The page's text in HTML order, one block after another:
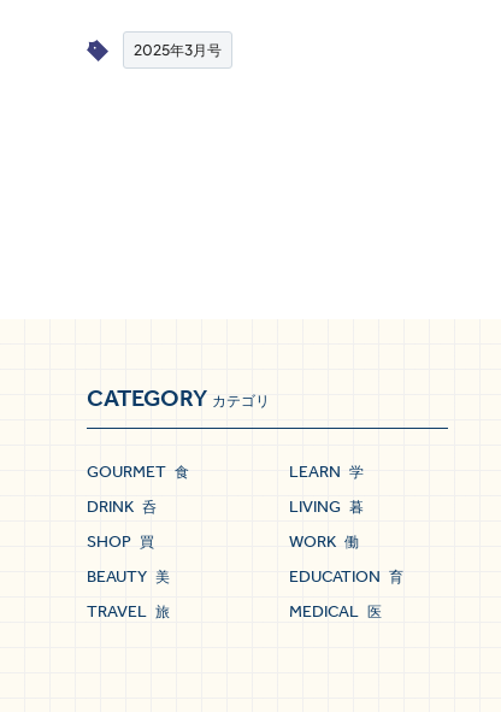
2025年3月号
CATEGORY カテゴリ
GOURMET 食
DRINK 呑
SHOP 買
BEAUTY 美
TRAVEL 旅
LEARN 学
LIVING 暮
WORK 働
EDUCATION 育
MEDICAL 医